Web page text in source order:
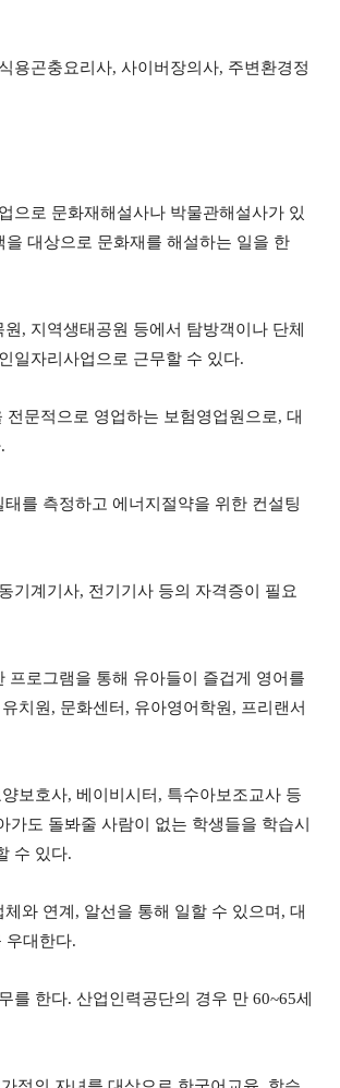
식용곤충요리사, 사이버장의사, 주변환경정
으로 문화재해설사나 박물관해설사가 있
대상으로 문화재를 해설하는 일을 한
원 , 지역생태공원 등에서 탐방객이나 단체
일자리사업으로 근무할 수 있다.
문적으로 영업하는 보험영업원으로, 대
.
를 측정하고 에너지절약을 위한 컨설팅
기계기사, 전기기사 등의 자격증이 필요
로그램을 통해 유아들이 즐겁게 영어를
유치원 , 문화센터 , 유아영어학원 , 프리랜서
양보호사, 베이비시터 , 특수아보조교사 등
도 돌봐줄 사람이 없는 학생들을 학습시
수 있다.
와 연계 , 알선을 통해 일할 수 있으며 , 대
우대한다.
를 한다. 산업인력공단의 경우 만 60~65세